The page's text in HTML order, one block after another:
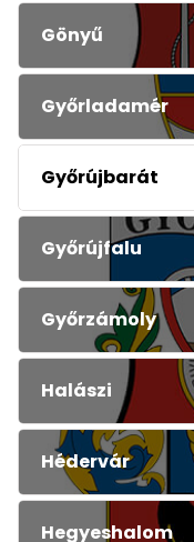
Gönyű
Győrladamér
Győrújbarát
Győrújfalu
Győrzámoly
Halászi
Hédervár
Hegyeshalom